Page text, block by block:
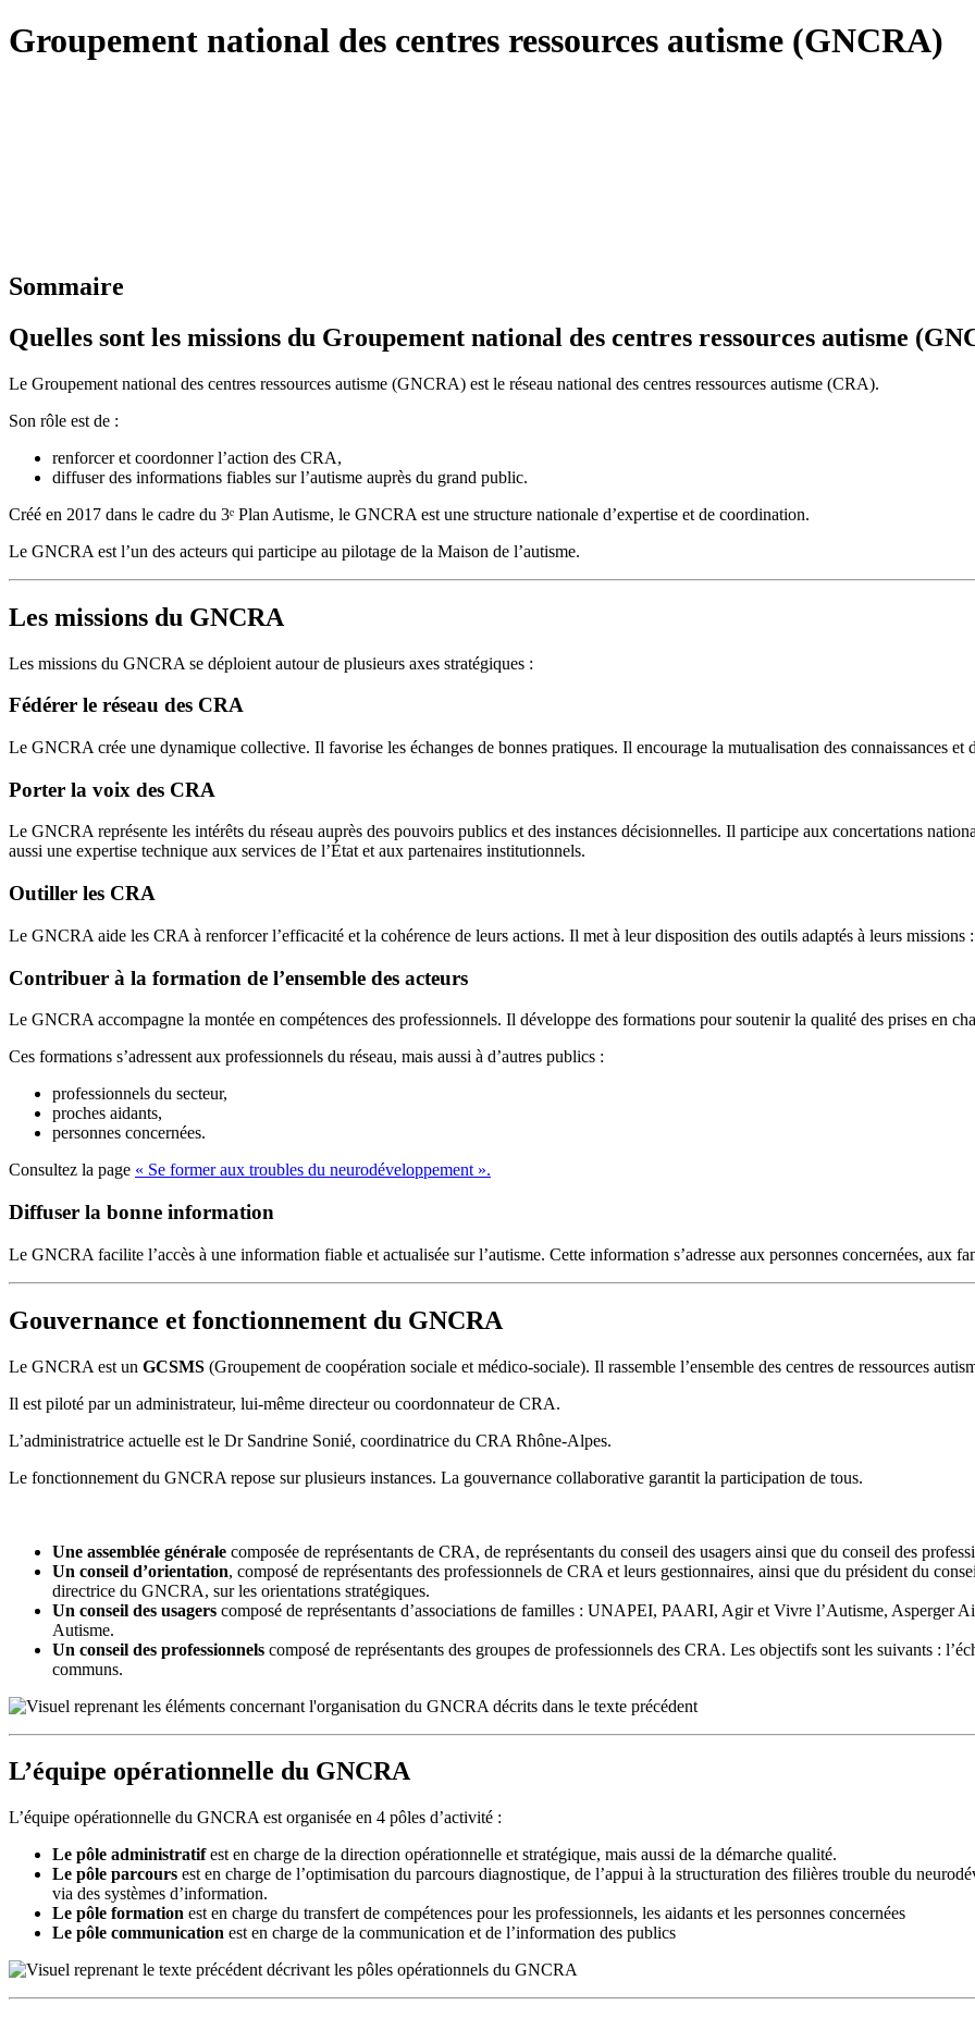
Groupement national des centres ressources autisme (GNCRA)
Sommaire
Quelles sont les missions du Groupement national des centres ressources autisme
Le Groupement national des centres ressources autisme (GNCRA) est le réseau national des centres ressources autisme (CRA).
Son rôle est de :
renforcer et coordonner l’action des CRA,
diffuser des informations fiables sur l’autisme auprès du grand public.
Créé en 2017 dans le cadre du 3ᵉ Plan Autisme, le GNCRA est une structure nationale d’expertise et de coordination.
Le GNCRA est l’un des acteurs qui participe au pilotage de la Maison de l’autisme.
Les missions du GNCRA
Les missions du GNCRA se déploient autour de plusieurs axes stratégiques :
Fédérer le réseau des CRA
Le GNCRA crée une dynamique collective. Il favorise les échanges de bonnes pratiques. Il encourage la mutualisation des connaissances et
Porter la voix des CRA
Le GNCRA représente les intérêts du réseau auprès des pouvoirs publics et des instances décisionnelles. Il participe aux concertations
aussi une expertise technique aux services de l’État et aux partenaires institutionnels.
Outiller les CRA
Le GNCRA aide les CRA à renforcer l’efficacité et la cohérence de leurs actions. Il met à leur disposition des outils adaptés à leurs
Contribuer à la formation de l’ensemble des acteurs
Le GNCRA accompagne la montée en compétences des professionnels. Il développe des formations pour soutenir la qualité des prises en
Ces formations s’adressent aux professionnels du réseau, mais aussi à d’autres publics :
professionnels du secteur,
proches aidants,
personnes concernées.
Consultez la page « Se former aux troubles du neurodéveloppement ».
Diffuser la bonne information
Le GNCRA facilite l’accès à une information fiable et actualisée sur l’autisme. Cette information s’adresse aux personnes concernées, aux
Gouvernance et fonctionnement du GNCRA
Le GNCRA est un GCSMS (Groupement de coopération sociale et médico-sociale). Il rassemble l’ensemble des centres de ressources
Il est piloté par un administrateur, lui-même directeur ou coordonnateur de CRA.
L’administratrice actuelle est le Dr Sandrine Sonié, coordinatrice du CRA Rhône-Alpes.
Le fonctionnement du GNCRA repose sur plusieurs instances. La gouvernance collaborative garantit la participation de tous.
Une assemblée générale composée de représentants de CRA, de représentants du conseil des usagers ainsi que du conseil des
Un conseil d’orientation, composé de représentants des professionnels de CRA et leurs gestionnaires, ainsi que du président du
directrice du GNCRA, sur les orientations stratégiques.
Un conseil des usagers composé de représentants d’associations de familles : UNAPEI, PAARI, Agir et Vivre l’Autisme, Asperger
Autisme.
Un conseil des professionnels composé de représentants des groupes de professionnels des CRA. Les objectifs sont les suivants :
communs.
L’équipe opérationnelle du GNCRA
L’équipe opérationnelle du GNCRA est organisée en 4 pôles d’activité :
Le pôle administratifest en charge de la direction opérationnelle et stratégique, mais aussi de la démarche qualité.
Le pôle parcours est en charge de l’optimisation du parcours diagnostique, de l’appui à la structuration des filières trouble du
via des systèmes d’information.
Le pôle formation est en charge du transfert de compétences pour les professionnels, les aidants et les personnes concernées
Le pôle communication est en charge de la communication et de l’information des publics